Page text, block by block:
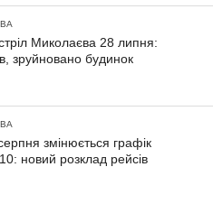
Миколаєва 28 липня:
зруйновано будинок
змінюється графік
новий розклад рейсів